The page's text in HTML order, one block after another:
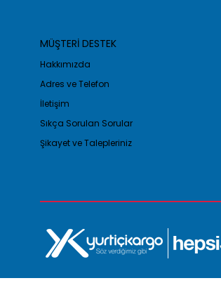
MÜŞTERİ DESTEK
Hakkımızda
Adres ve Telefon
İletişim
Sıkça Sorulan Sorular
Şikayet ve Talepleriniz